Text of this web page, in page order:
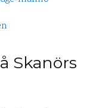
Skanörs